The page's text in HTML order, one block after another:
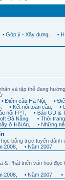
• Góp ý - Xây dựng •
và tập thể đang
• Điểm cầu Hà Nội •
• Kết nối toàn cầu •
nối FPT • Báo GD &
Đà Nẵng • Thời
ở Hội An • Những
bổng trực tuyến dành
2008 • Năm 2007
& Phát triển văn hoá đọc
2008 • Năm 2007 •